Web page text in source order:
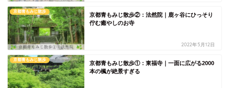
京都青もみじ散歩
京都青もみじ散歩②：法然院｜鹿ヶ谷にひっそり
佇む癒やしのお寺
2022年5月12日
京都青もみじ散歩
京都青もみじ散歩①：東福寺｜一面に広がる2000
本の楓が絶景すぎる